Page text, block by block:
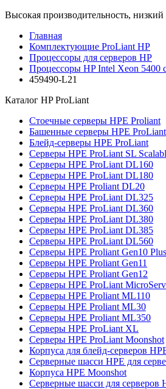
Высокая производительность,
Главная
Комплектующие ProLiant HP
Процессоры для серверов HP
Процессоры HP Intel Xeon 5400
459490-L21
Каталог HP ProLiant
Стоечные серверы HPE Proliant
Башенные серверы HPE ProLiant
Блейд-серверы HPE ProLiant
Серверы HPE ProLiant SL
Серверы HPE ProLiant DL160
Серверы HPE ProLiant DL180
Серверы HPE Proliant DL20
Серверы HPE ProLiant DL325
Серверы HPE ProLiant DL360
Серверы HPE ProLiant DL380
Серверы HPE ProLiant DL385
Серверы HPE ProLiant DL560
Серверы HPE Proliant Gen10 Plus
Серверы HPE Proliant Gen11
Серверы HPE Proliant Gen12
Серверы HPE ProLiant
Серверы HPE Proliant ML110
Серверы HPE Proliant ML30
Серверы HPE Proliant ML350
Серверы HPE ProLiant XL
Серверы HPE ProLiant Moonshot
Корпуса для блейд-серверов
Серверные шасси HPE для
Корпуса HPE Moonshot
Серверные шасси для серверов